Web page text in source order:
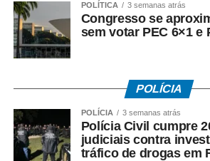
(foto reprodução)
PROVA EM OUTUBRO
objetiva. Inicialmente prevista para a
outubro, também no período matutino.
O Cartão de Convocação de Etapa,
POLÍTICA 3 semanas atrás
Congresso se
sem votar PEC 6×1 e
POLÍCIA
POLÍCIA 3 semanas atrás
Polícia Civil cumpre
judiciais contra
tráfico de drogas em